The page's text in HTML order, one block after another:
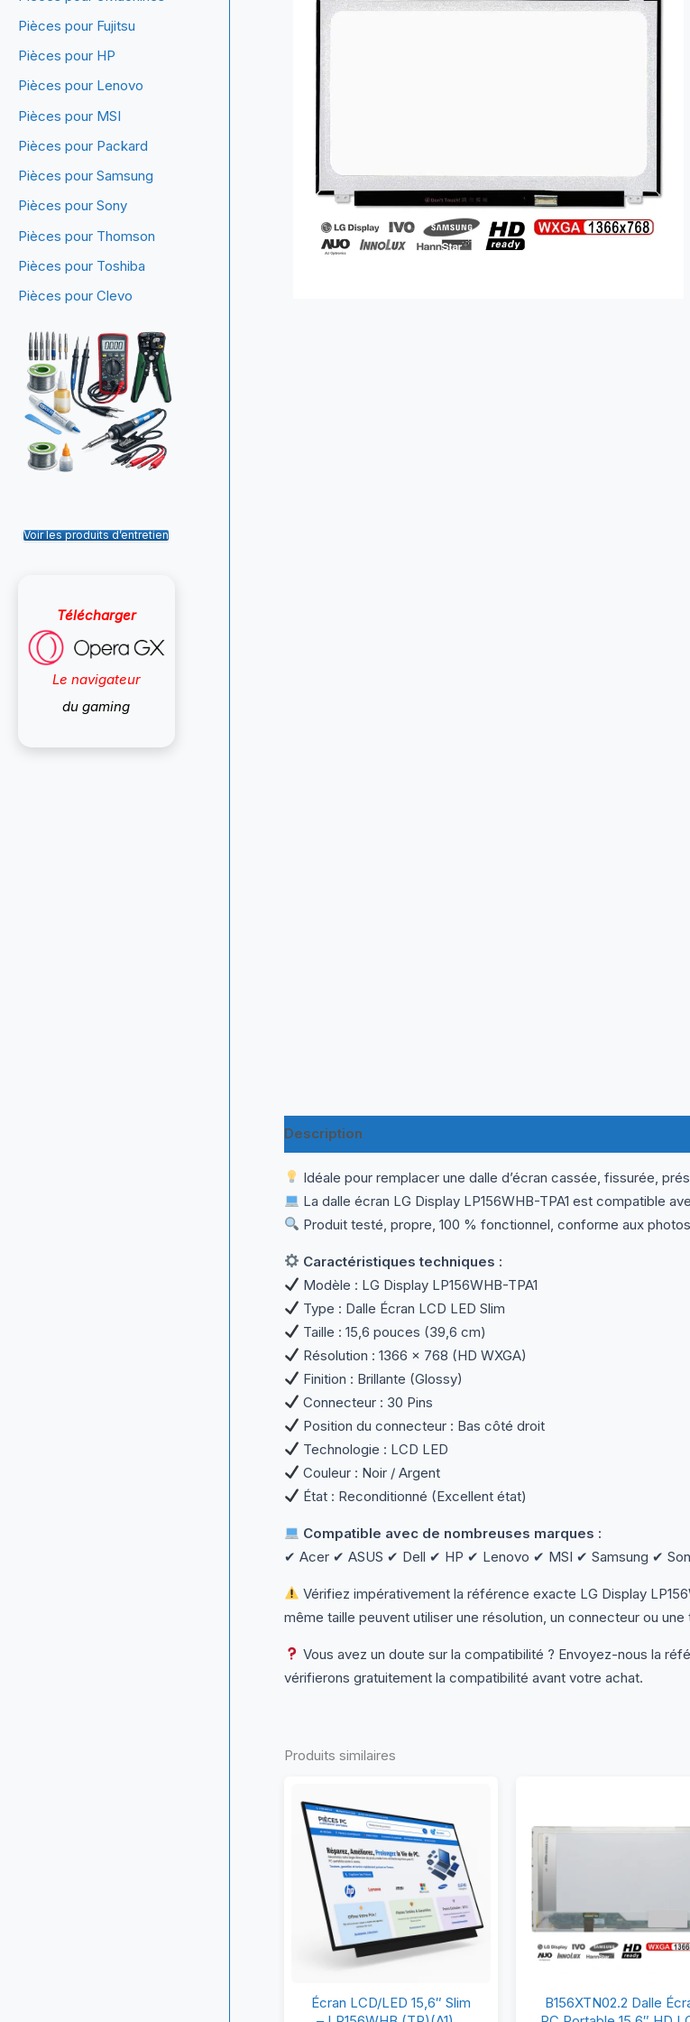
Pièces pour Fujitsu
Pièces pour HP
Pièces pour Lenovo
Pièces pour MSI
Pièces pour Packard
Pièces pour Samsung
Pièces pour Sony
Pièces pour Thomson
Pièces pour Toshiba
Pièces pour Clevo
Voir les produits d’entretien
Télécharger
Le navigateur
du gaming
Description
Idéale pour remplacer une dalle d’écran cassée, fissurée,
La dalle écran LG Display LP156WHB-TPA1 est compatible
Produit testé, propre, 100 % fonctionnel, conforme aux
Caractéristiques techniques :
Modèle : LG Display LP156WHB-TPA1
Type : Dalle Écran LCD LED Slim
Taille : 15,6 pouces (39,6 cm)
Résolution : 1366 × 768 (HD WXGA)
Finition : Brillante (Glossy)
Connecteur : 30 Pins
Position du connecteur : Bas côté droit
Technologie : LCD LED
Couleur : Noir / Argent
État : Reconditionné (Excellent état)
Compatible avec de nombreuses marques :
✔ Acer ✔ ASUS ✔ Dell ✔ HP ✔ Lenovo ✔ MSI ✔ Samsung ✔
Vérifiez impérativement la référence exacte LG Display
même taille peuvent utiliser une résolution, un connecteur ou
Vous avez un doute sur la compatibilité ? Envoyez-nous la
vérifierons gratuitement la compatibilité avant votre achat.
Produits similaires
Écran
LCD/LED
Écran LCD/LED 15,6″ Slim
Dalle
B156XTN02.2 Dalle